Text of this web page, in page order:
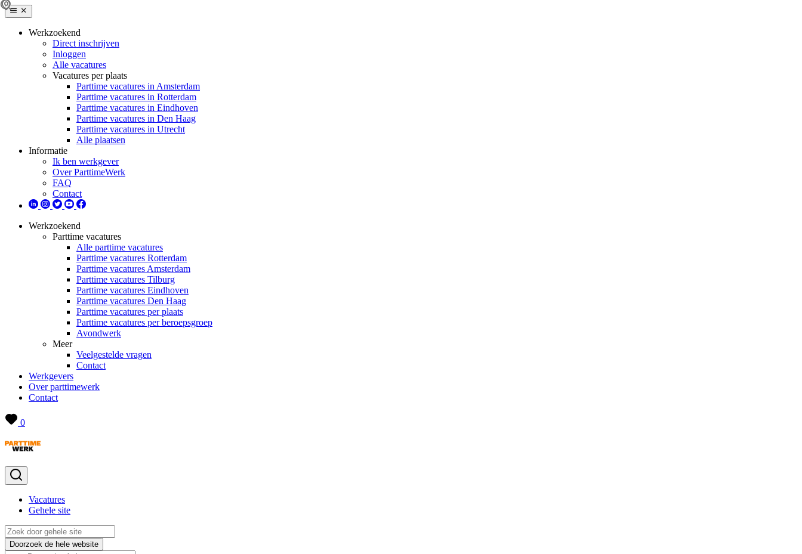
Werkzoekend
Direct inschrijven
Inloggen
Alle vacatures
Vacatures per plaats
Parttime vacatures in Amsterdam
Parttime vacatures in Rotterdam
Parttime vacatures in Eindhoven
Parttime vacatures in Den Haag
Parttime vacatures in Utrecht
Alle plaatsen
Informatie
Ik ben werkgever
Over ParttimeWerk
FAQ
Contact
Werkzoekend
Parttime vacatures
Alle parttime vacatures
Parttime vacatures Rotterdam
Parttime vacatures Amsterdam
Parttime vacatures Tilburg
Parttime vacatures Eindhoven
Parttime vacatures Den Haag
Parttime vacatures per plaats
Parttime vacatures per beroepsgroep
Avondwerk
Meer
Veelgestelde vragen
Contact
Werkgevers
Over parttimewerk
Contact
0
Vacatures
Gehele site